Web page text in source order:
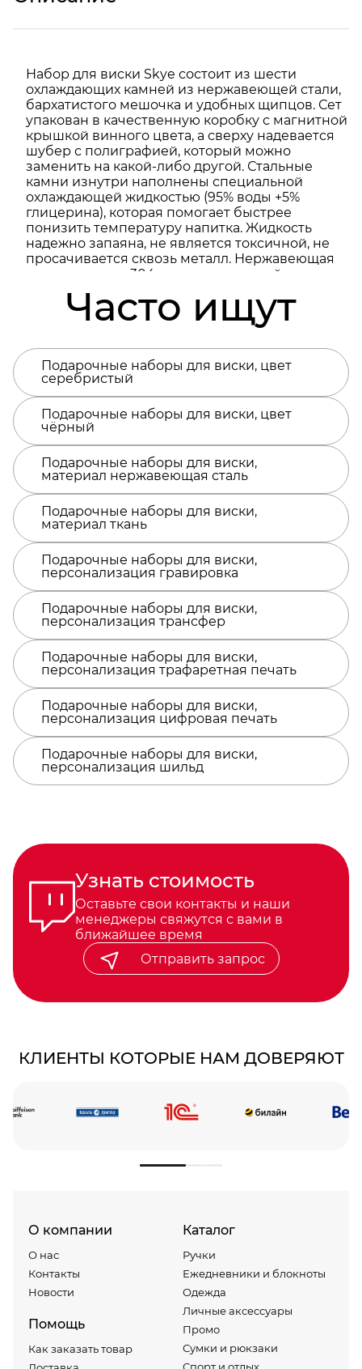
Набор для виски Skye состоит из шести
охлаждающих камней из нержавеющей стали,
бархатистого мешочка и удобных щипцов. Сет
упакован в качественную коробку с магнитной
крышкой винного цвета, а сверху надевается
шубер с полиграфией, который можно
заменить на какой-либо другой. Стальные
камни изнутри наполнены специальной
охлаждающей жидкостью (95% воды +5%
глицерина), которая помогает быстрее
понизить температуру напитка. Жидкость
надежно запаяна, не является токсичной, не
просачивается сквозь металл. Нержавеющая
пищевая сталь 304 марки, из которой состоят
камни, не изменяет вкус, цвет и запах
напитков, в том числе и алкогольных. Ими
легко пользоваться: просто поместите их в
откупоривания виски. При желании после
использования камни можно хранить в
бархатном мешочке, который также можно
забрендировать. Щипцы из стали помогут
аккуратно разложить камни по бокалам, при
этом не разбив их и не расплескав напиток. Но
не забудьте тщательно промыть щипцы и
камни перед первым использованием. -
можно дарить: поставляется в коробке с
магнитной крышкой, с качественным
ложементом - стальные камни не впитывают
цвет и запах напитка - щипцы позволят удобно
зацепить камни - бархатный мешочек в
комплекте для альтернативного хранения
Часто ищут
Подарочные наборы для виски, цвет
серебристый
Подарочные наборы для виски, цвет
чёрный
Подарочные наборы для виски,
материал нержавеющая сталь
Подарочные наборы для виски,
материал ткань
Подарочные наборы для виски,
персонализация гравировка
Подарочные наборы для виски,
персонализация трансфер
Подарочные наборы для виски,
персонализация трафаретная печать
Подарочные наборы для виски,
персонализация цифровая печать
Подарочные наборы для виски,
персонализация шильд
Узнать стоимость
Оставьте свои контакты и наши
менеджеры свяжутся с вами в
ближайшее время
Отправить запрос
КЛИЕНТЫ КОТОРЫЕ НАМ ДОВЕРЯЮТ
О компании
О нас
Контакты
Новости
Помощь
Как заказать товар
Каталог
Ручки
Ежедневники и блокноты
Одежда
Личные аксессуары
Промо
Сумки и рюкзаки